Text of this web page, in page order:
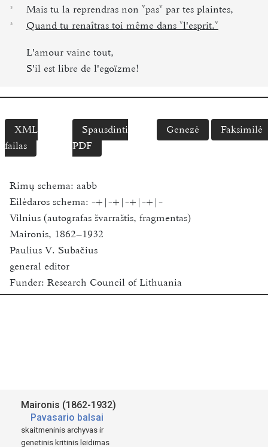
* Mais tu la reprendras non pas par tes plaintes,
* Quand tu renaîtras toi même dans l'esprit.
L'amour vainc tout,
S'il est libre de l'egoïzme!
XML
failas
Spausdinti
PDF
Genezė Faksimilė
Rimų schema: aabb
Eilėdaros schema: -+|-+|-+|-+|-
Vilnius (autografas švarraštis, fragmentas)
Maironis, 1862–1932
Paulius V. Subačius
general editor
Funder: Research Council of Lithuania
Vilnius University
Maironis (1862-1932)
Pavasario balsai
skaitmeninis archyvas ir
genetinis kritinis leidimas